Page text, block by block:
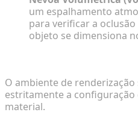
um espalhamento
para verificar a
objeto se dimensiona
O ambiente de
estritamente a
material.